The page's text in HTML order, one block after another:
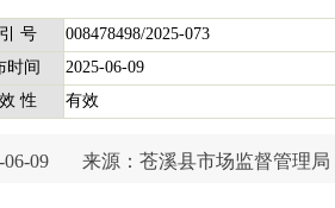
号
008478498/2025-073
时间
2025-06-09
性
有效
09 来源：苍溪县市场监督管理局